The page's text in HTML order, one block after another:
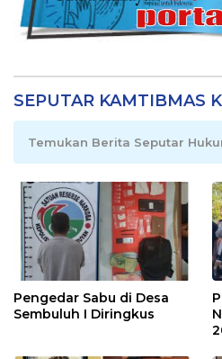
SEPUTAR KAMTIBMAS
Temukan Berita Seputar
Pengedar Sabu di Desa
Sembuluh I Diringkus